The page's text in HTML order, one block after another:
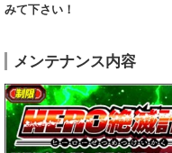
みて下さい！
メンテナンス内容